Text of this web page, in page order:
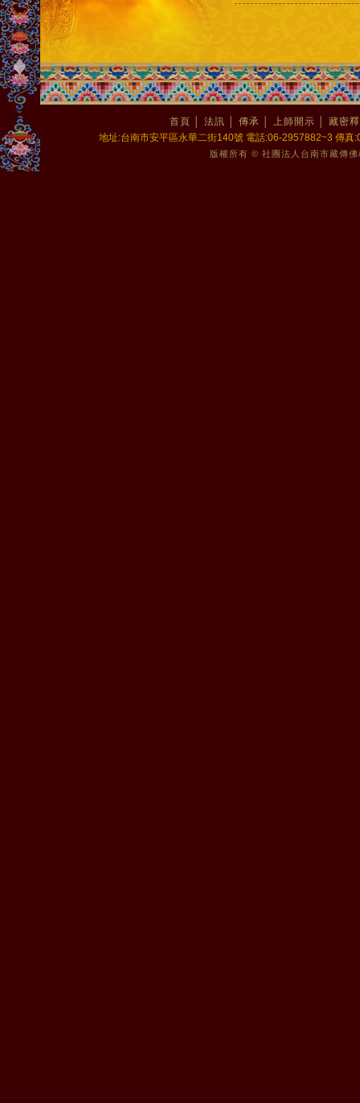
首頁 法訊 傳承 上師開示
藏密
地址:台南市安平區永華二街140號 電話:06-2957882~3 傳
版權所有 © 社團法人台南市藏傳